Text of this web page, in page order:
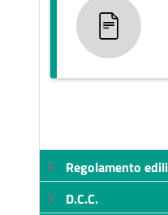
Regolamento
D.C.C.